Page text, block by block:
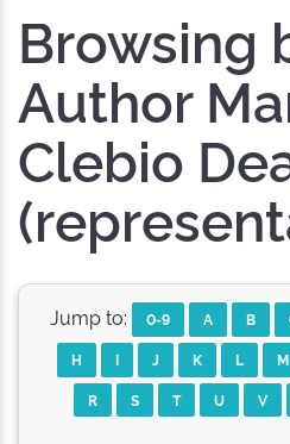
Browsing
Author
Clebio
Jump to: 0-9 A B
H
I J K L M
R
S T U V